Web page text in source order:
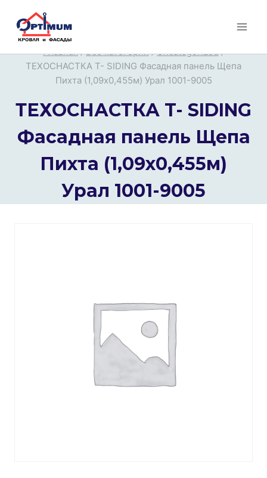
Перейти
Главная / Все категории / Uncategorized /
ТЕХОСНАСТКА T- SIDING Фасадная панель Щепа
Пихта (1,09х0,455м) Урал 1001-9005
ТЕХОСНАСТКА T- SIDING
Фасадная панель Щепа
Пихта (1,09х0,455м)
Урал 1001-9005